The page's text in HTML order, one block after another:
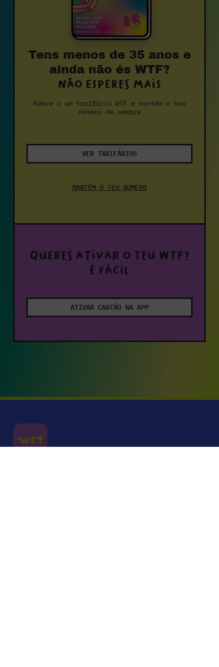
Tens menos de 35 anos e
ainda não és WTF?
Não esperes mais
Adere a um tarifário WTF e mantém o teu
número de sempre
VER TARIFÁRIOS
MANTÉM O TEU NÚMERO
Queres ativar o teu WTF?
É fácil
ATIVAR CARTÃO NA APP